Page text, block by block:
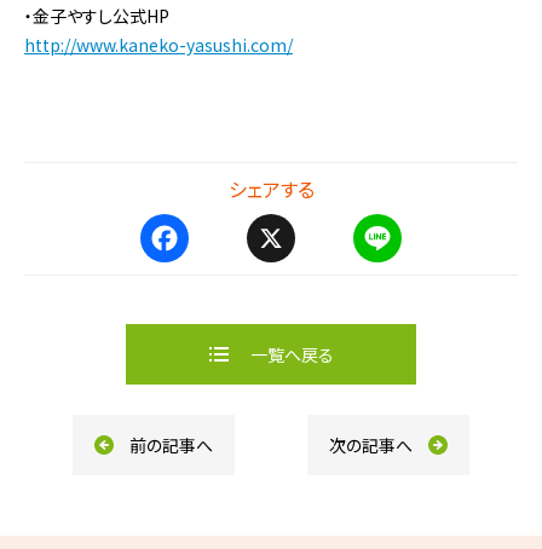
・金子やすし公式HP
http://www.kaneko-yasushi.com/
シェアする
e
o
e
一覧へ戻る
前の記事へ 次の記事へ